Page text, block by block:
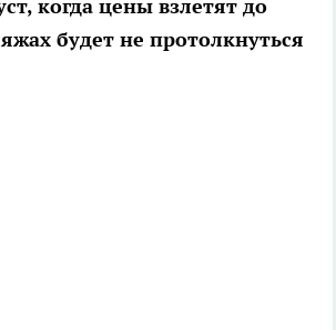
когда цены взлетят до
будет не протолкнуться